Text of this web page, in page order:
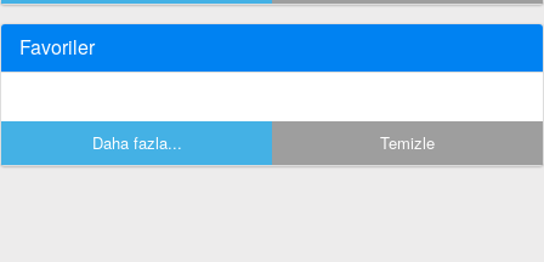
Favoriler
Daha fazla... Temizle